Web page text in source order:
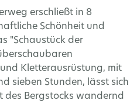
erschließt in 8
Schönheit und
"Schaustück der
und Kletterausrüstung, mit
sieben Stunden, lässt sich
Bergstocks wandernd